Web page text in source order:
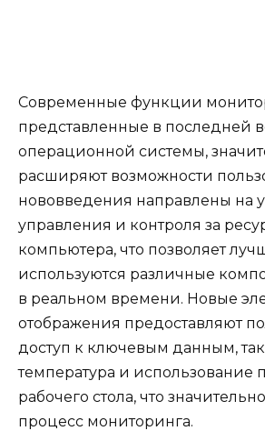
Современные функции
представленные в последней
операционной системы,
расширяют возможности
нововведения направлены на
управления и контроля за
компьютера, что позволяет
используются различные
в реальном времени. Новые
отображения предоставляют
доступ к ключевым данным,
температура и использование
рабочего стола, что
процесс мониторинга.